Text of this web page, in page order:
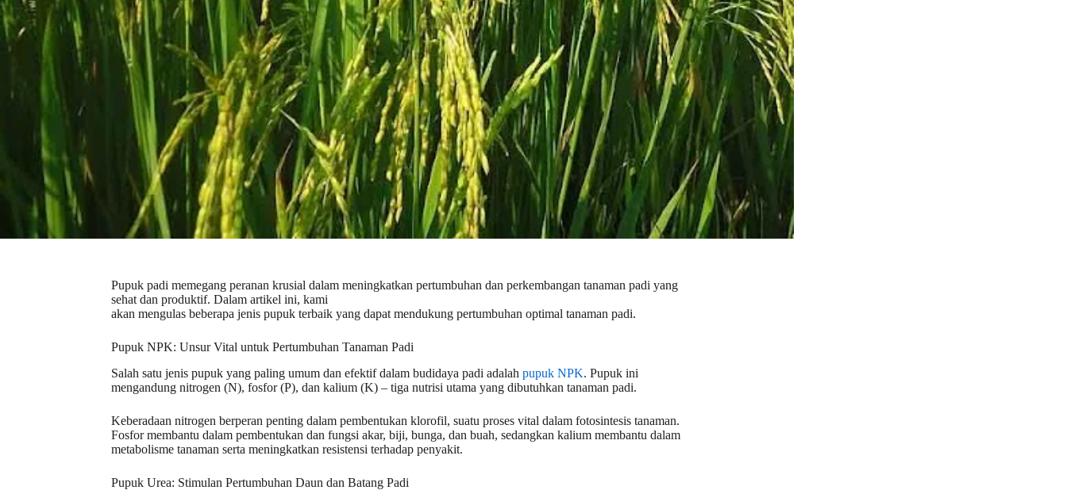
Pupuk padi memegang peranan krusial dalam meningkatkan pertumbuhan dan perkembangan tanaman padi yang
sehat dan produktif. Dalam artikel ini, kami
akan mengulas beberapa jenis pupuk terbaik yang dapat mendukung pertumbuhan optimal tanaman padi.
Pupuk NPK: Unsur Vital untuk Pertumbuhan Tanaman Padi
Salah satu jenis pupuk yang paling umum dan efektif dalam budidaya padi adalah pupuk NPK. Pupuk ini
mengandung nitrogen (N), fosfor (P), dan kalium (K) – tiga nutrisi utama yang dibutuhkan tanaman padi.
Keberadaan nitrogen berperan penting dalam pembentukan klorofil, suatu proses vital dalam fotosintesis tanaman.
Fosfor membantu dalam pembentukan dan fungsi akar, biji, bunga, dan buah, sedangkan kalium membantu dalam
metabolisme tanaman serta meningkatkan resistensi terhadap penyakit.
Pupuk Urea: Stimulan Pertumbuhan Daun dan Batang Padi